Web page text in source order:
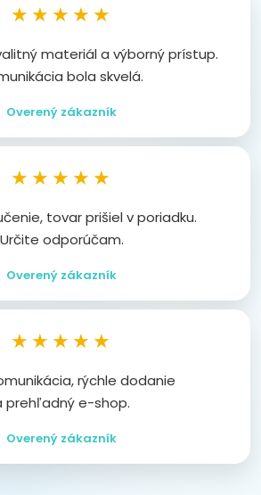
★★★★★
materiál a výborný prístup.
bola skvelá.
Overený zákazník
★★★★★
tovar prišiel v poriadku.
Určite odporúčam.
Overený zákazník
★★★★★
rýchle dodanie
prehľadný e-shop.
Overený zákazník